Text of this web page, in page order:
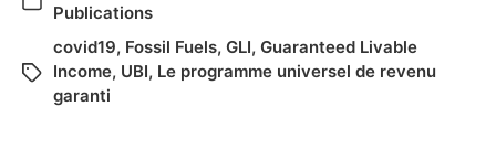
Publications
covid19, Fossil Fuels, GLI, Guaranteed Livable
Income, UBI, Le programme universel de revenu
garanti